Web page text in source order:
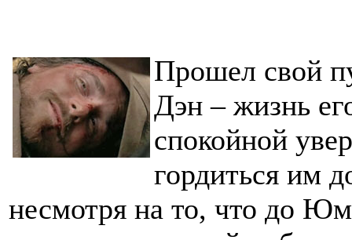
Прошел свой
Дэн – жизнь
спокойной
гордиться им
несмотря на то, что до